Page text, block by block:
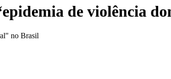
de violência
no Brasil